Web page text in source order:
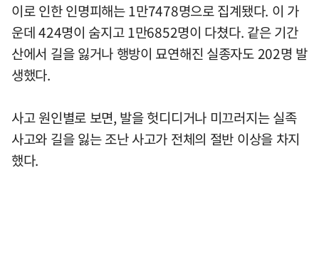
이로 인한 인명피해는 1만7478명으로 집계됐다. 이 가
운데 424명이 숨지고 1만6852명이 다쳤다. 같은 기간
산에서 길을 잃거나 행방이 묘연해진 실종자도 202명 발
생했다.
사고 원인별로 보면, 발을 헛디디거나 미끄러지는 실족
사고와 길을 잃는 조난 사고가 전체의 절반 이상을 차지
했다.